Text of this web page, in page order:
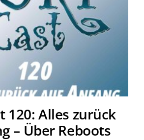
120: Alles zurück
– Über Reboots
120: Alles zurück
– Über Reboots